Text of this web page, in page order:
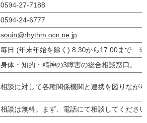
0594-27-7188
0594-24-6777
souin@rhythm.ocn.ne.jp
毎日 (年末年始を除く) 8:30から17:00まで
身体・知的・精神の3障害の総合相談窓口。
相談に対して各種関係機関と連携を図りなが
相談は無料。まず、電話にて相談してくださ